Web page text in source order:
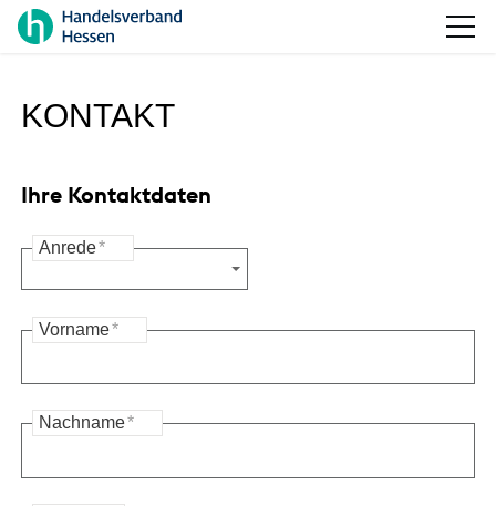
KONTAKT
Ihre Kontaktdaten
Anrede*
Vorname*
Nachname*